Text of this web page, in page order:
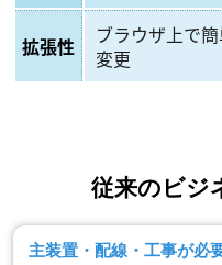
拡張性
ブラウザ上で
変更
従来のビジ
主装置・配線・工事が必